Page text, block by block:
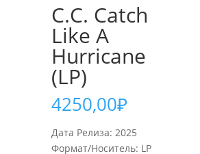
C.C. Catch
Like A
Hurricane
(LP)
4250,00₽
Дата Релиза: 2025
Формат/Носитель: LP